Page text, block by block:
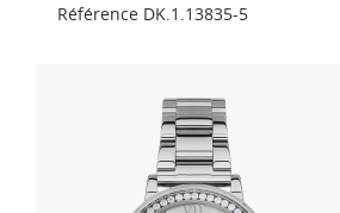
Référence DK.1.13835-5